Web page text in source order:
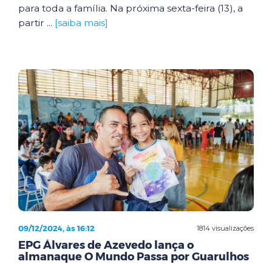
para toda a família. Na próxima sexta-feira (13), a
partir ... [saiba mais]
1814 visualizações
09/12/2024, às 16:12
EPG Álvares de Azevedo lança o
almanaque O Mundo Passa por Guarulhos